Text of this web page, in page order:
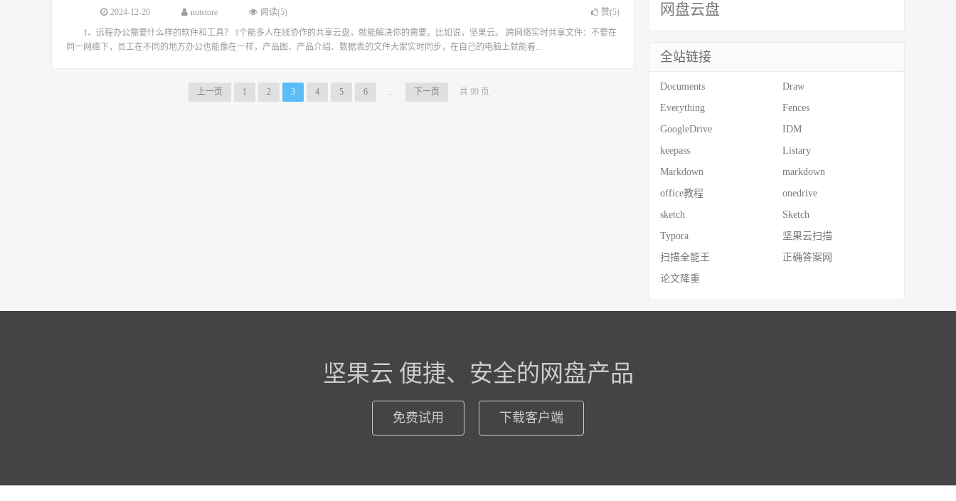
2024-12-20 nutstore 阅读(5) 赞(5)
1、远程办公需要什么样的软件和工具？ 1个能多人在线协作的共享云盘，就能解决你的需要。比如说，坚果云。 跨网络实时共享文件：不要在
同一网络下，员工在不同的地方办公也能像在一样，产品图、产品介绍、数据表的文件大家实时同步，在自己的电脑上就能看...
上一页 1 2 3 4 5 6 ... 下一页 共 99 页
网盘云盘
全站链接
Documents
Draw
Everything
Fences
GoogleDrive
IDM
keepass
Listary
Markdown
markdown
office教程
onedrive
sketch
Sketch
Typora
坚果云扫描
扫描全能王
正确答案网
论文降重
坚果云 便捷、安全的网盘产品
免费试用 下载客户端